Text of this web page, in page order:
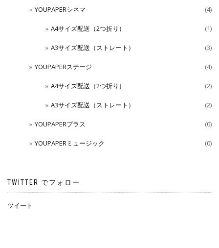
YOUPAPERシネマ (4)
A4サイズ配送（2つ折り） (1)
A3サイズ配送（ストレート） (3)
YOUPAPERステージ (4)
A4サイズ配送（2つ折り） (2)
A3サイズ配送（ストレート） (2)
YOUPAPERプラス (0)
YOUPAPERミュージック (0)
TWITTER でフォロー
ツイート